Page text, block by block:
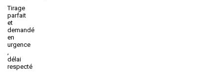
Tirage
parfait
et
demandé
en
urgence
délai
respecté